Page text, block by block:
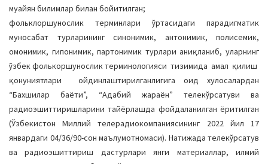
муайян билимлар билан бойитилган;
фольклоршунослик терминлари ўртасидаги парадигматик
муносабат турларининг синонимик, антонимик, полисемик,
омонимик, гипонимик, партонимик турлари аниқланиб, уларнинг
ўзбек фолькоршунослик терминологияси тизимида амал қилиш
қонуниятлари ойдинлаштирилганлигига оид хулосалардан
“Бахшилар баёти”, “Адабий жараён” телекўрсатуви ва
радиоэшиттиришларини тайёрлашда фойдаланилган ёритилган
(Ўзбекистон Миллий телерадиокомпаниясининг 2022 йил 17
январдаги 04/36/90-сон маълумотномаси). Натижада телекўрсатув
ва радиоэшиттириш дастурлари янги материаллар, илмий